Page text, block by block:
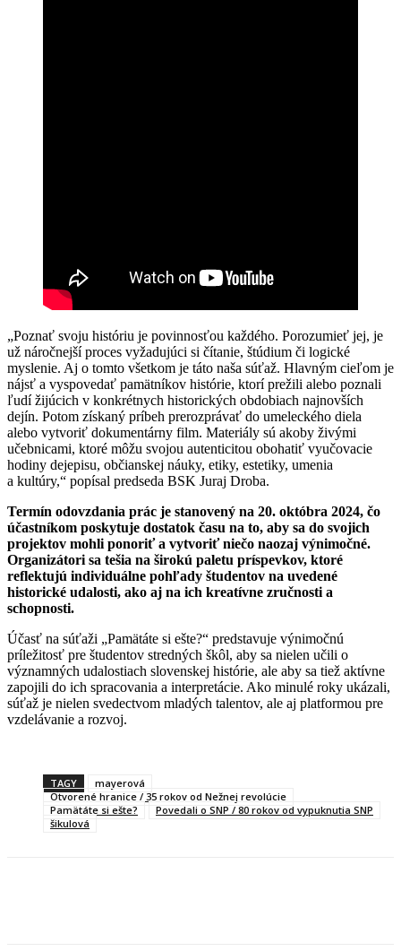
„Poznať svoju históriu je povinnosťou každého. Porozumieť jej, je
už náročnejší proces vyžadujúci si čítanie, štúdium či logické
myslenie. Aj o tomto všetkom je táto naša súťaž. Hlavným cieľom je
nájsť a vyspovedať pamätníkov histórie, ktorí prežili alebo poznali
ľudí žijúcich v konkrétnych historických obdobiach najnovších
dejín. Potom získaný príbeh prerozprávať do umeleckého diela
alebo vytvoriť dokumentárny film. Materiály sú akoby živými
učebnicami, ktoré môžu svojou autenticitou obohatiť vyučovacie
hodiny dejepisu, občianskej náuky, etiky, estetiky, umenia
a kultúry,“ popísal predseda BSK Juraj Droba.
Termín odovzdania prác je stanovený na 20. októbra 2024, čo
účastníkom poskytuje dostatok času na to, aby sa do svojich
projektov mohli ponoriť a vytvoriť niečo naozaj výnimočné.
Organizátori sa tešia na širokú paletu príspevkov, ktoré
reflektujú individuálne pohľady študentov na uvedené
historické udalosti, ako aj na ich kreatívne zručnosti a
schopnosti.
Účasť na súťaži „Pamätáte si ešte?“ predstavuje výnimočnú
príležitosť pre študentov stredných škôl, aby sa nielen učili o
významných udalostiach slovenskej histórie, ale aby sa tiež aktívne
zapojili do ich spracovania a interpretácie. Ako minulé roky ukázali,
súťaž je nielen svedectvom mladých talentov, ale aj platformou pre
vzdelávanie a rozvoj.
TAGY
mayerová
Otvorené hranice / 35 rokov od Nežnej revolúcie
Pamätáte si ešte?
Povedali o SNP / 80 rokov od vypuknutia SNP
šikulová